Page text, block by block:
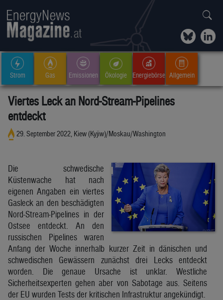
Strom Gas Emissionen Ökologie Energiebörse Allgemein
Viertes Leck an Nord-Stream-Pipelines
entdeckt
29. September 2022, Kiew (Kyjiw)/Moskau/Washington
Die schwedische
Küstenwache hat nach
eigenen Angaben ein viertes
Gasleck an den beschädigten
Nord-Stream-Pipelines in der
Ostsee entdeckt. An den
russischen Pipelines waren
Anfang der Woche innerhalb kurzer Zeit in dänischen und
schwedischen Gewässern zunächst drei Lecks entdeckt
worden. Die genaue Ursache ist unklar. Westliche
Sicherheitsexperten gehen aber von Sabotage aus. Seitens
der EU wurden Tests der kritischen Infrastruktur angekündigt.